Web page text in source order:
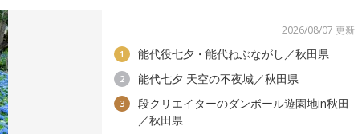
2026/08/07 更新
1 能代役七夕・能代ねぶながし／秋田県
2 能代七夕 天空の不夜城／秋田県
3
段クリエイターのダンボール遊園地in秋田
／秋田県